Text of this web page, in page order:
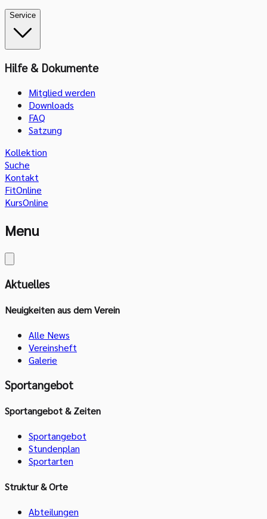
Service
Hilfe & Dokumente
Mitglied werden
Downloads
FAQ
Satzung
Kollektion
Suche
Kontakt
FitOnline
KursOnline
Menu
Aktuelles
Neuigkeiten aus dem Verein
Alle News
Vereinsheft
Galerie
Sportangebot
Sportangebot & Zeiten
Sportangebot
Stundenplan
Sportarten
Struktur & Orte
Abteilungen